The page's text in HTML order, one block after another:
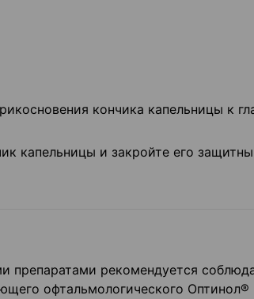
кончика капельницы к
капельницы и закройте его
препаратами рекомендуется
офтальмологического Оптинол®